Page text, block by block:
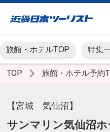
旅館・ホテルTOP 特集
TOP 旅館・ホテル予約
【宮城 気仙沼】
サンマリン気仙沼